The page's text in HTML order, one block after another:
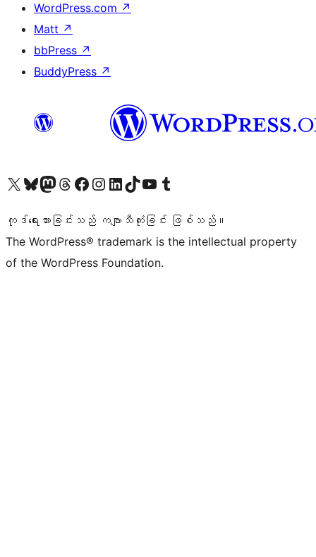
WordPress.com ↗
Matt ↗
bbPress ↗
BuddyPress ↗
ကျွန်ုပ်တို့၏ X (ယခင် Twitter) အကောင့်သို့ သွားရောက်ကြည့်ရှုပါကျွန်ုပ်တို့၏ Bluesky အကောင့်သို့ ဝင်ရောက်ကြည့်ရှုရန်
ကျွန်ုပ်တို့၏ Mastodon အကောင့်သို့ သွားရောက်ကြည့်ရှုပါကျွန်ုပ်တို့၏ Threads အကောင့်သို့ ဝင်ရောက်ကြည့်ရှုရန်
ကျွန်ုပ်တို့၏ Facebook စာမျက်နှာသို့ သွားရောက်ကြည့်ရှုပါကျွန်ုပ်တို့၏ Instagram အကောင့်သို့ သွားရောက်ကြည့်ရှုပါ ကျွန်ုပ်တို့၏ LinkedIn အကောင့်သို့ သွားရောက်ကြည့်ရှုပါကျွန်ုပ်တို့၏ TikTok အကောင့်သို့ ဝင်ရောက်ကြည့်ရှုရန်
ကျွန်ုပ်တို့၏ YouTube ချန်နယ်သို့ သွားရောက်ကြည့်ရှုပါ ကျွန်ုပ်တို့၏ Tumblr အကောင့်သို့ ဝင်ရောက်ကြည့်ရှုရန်
ကုဒ်ရေးသားခြင်းသည် ကဗျာသီကုံးခြင်း ဖြစ်သည်။
The WordPress® trademark is the intellectual property
of the WordPress Foundation.